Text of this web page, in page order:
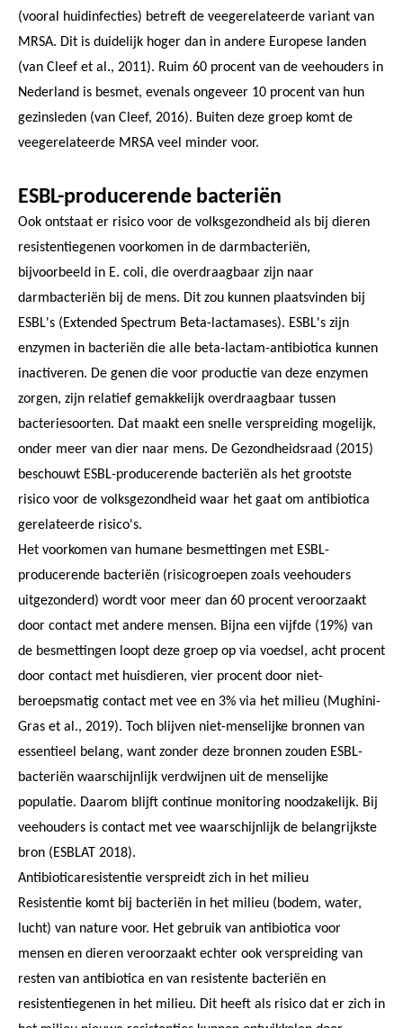
(vooral huidinfecties) betreft de veegerelateerde variant van
MRSA. Dit is duidelijk hoger dan in andere Europese landen
(van Cleef et al., 2011). Ruim 60 procent van de veehouders in
Nederland is besmet, evenals ongeveer 10 procent van hun
gezinsleden (van Cleef, 2016). Buiten deze groep komt de
veegerelateerde MRSA veel minder voor.
ESBL-producerende bacteriën
Ook ontstaat er risico voor de volksgezondheid als bij dieren
resistentiegenen voorkomen in de darmbacteriën,
bijvoorbeeld in E. coli, die overdraagbaar zijn naar
darmbacteriën bij de mens. Dit zou kunnen plaatsvinden bij
ESBL's (Extended Spectrum Beta-lactamases). ESBL's zijn
enzymen in bacteriën die alle beta-lactam-antibiotica kunnen
inactiveren. De genen die voor productie van deze enzymen
zorgen, zijn relatief gemakkelijk overdraagbaar tussen
bacteriesoorten. Dat maakt een snelle verspreiding mogelijk,
onder meer van dier naar mens. De Gezondheidsraad (2015)
beschouwt ESBL-producerende bacteriën als het grootste
risico voor de volksgezondheid waar het gaat om antibiotica
gerelateerde risico's.
Het voorkomen van humane besmettingen met ESBL-
producerende bacteriën (risicogroepen zoals veehouders
uitgezonderd) wordt voor meer dan 60 procent veroorzaakt
door contact met andere mensen. Bijna een vijfde (19%) van
de besmettingen loopt deze groep op via voedsel, acht procent
door contact met huisdieren, vier procent door niet-
beroepsmatig contact met vee en 3% via het milieu (Mughini-
Gras et al., 2019). Toch blijven niet-menselijke bronnen van
essentieel belang, want zonder deze bronnen zouden ESBL-
bacteriën waarschijnlijk verdwijnen uit de menselijke
populatie. Daarom blijft continue monitoring noodzakelijk. Bij
veehouders is contact met vee waarschijnlijk de belangrijkste
bron (ESBLAT 2018).
Antibioticaresistentie verspreidt zich in het milieu
Resistentie komt bij bacteriën in het milieu (bodem, water,
lucht) van nature voor. Het gebruik van antibiotica voor
mensen en dieren veroorzaakt echter ook verspreiding van
resten van antibiotica en van resistente bacteriën en
resistentiegenen in het milieu. Dit heeft als risico dat er zich in